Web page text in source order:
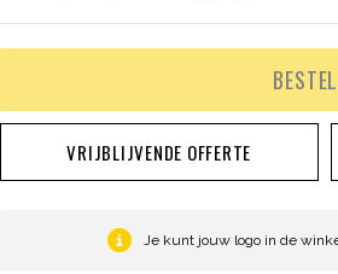
VRIJBLIJVENDE OFFERTE
Je kunt jouw logo in de